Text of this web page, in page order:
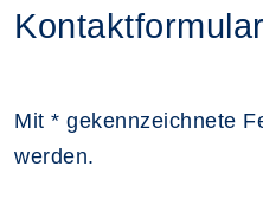
Kontaktformular
Mit * gekennzeichnete
werden.